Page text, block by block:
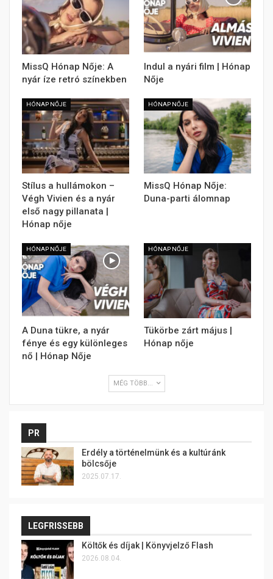
MissQ Hónap Nője: A
nyár íze retró színekben
Indul a nyári film | Hónap
Nője
HÓNAP NŐJE
Stílus a hullámokon –
Végh Vivien és a nyár
első nagy pillanata |
Hónap nője
HÓNAP NŐJE
MissQ Hónap Nője:
Duna-parti álomnap
HÓNAP NŐJE
A Duna tükre, a nyár
fénye és egy különleges
nő | Hónap Nője
HÓNAP NŐJE
Tükörbe zárt május |
Hónap nője
MÉG TÖBB...
PR
Erdély a történelmünk és a kultúránk
bölcsője
2025.07.17.
LEGFRISSEBB
Költők és díjak | Könyvjelző Flash
2026.08.04.